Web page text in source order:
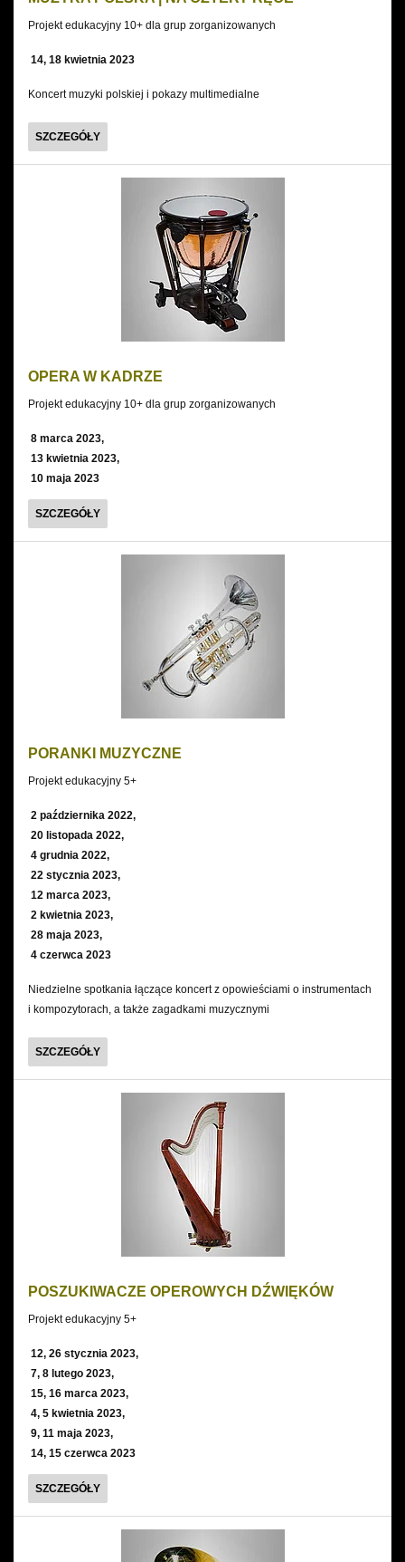
Projekt edukacyjny 10+ dla grup zorganizowanych
14, 18 kwietnia 2023
Koncert muzyki polskiej i pokazy multimedialne
SZCZEGÓŁYMUZYKA
POLSKA
OPERA W KADRZE
Projekt edukacyjny 10+ dla grup zorganizowanych
8 marca 2023,
13 kwietnia 2023,
10 maja 2023
SZCZEGÓŁYOPERA
W
PORANKI MUZYCZNE
Projekt edukacyjny 5+
2 października 2022,
20 listopada 2022,
4 grudnia 2022,
22 stycznia 2023,
12 marca 2023,
2 kwietnia 2023,
28 maja 2023,
4 czerwca 2023
Niedzielne spotkania łączące koncert z opowieściami o instrumentach
i kompozytorach, a także zagadkami muzycznymi
SZCZEGÓŁYPORANKI
MUZYCZNE
POSZUKIWACZE OPEROWYCH DŹWIĘKÓW
Projekt edukacyjny 5+
12, 26 stycznia 2023,
7, 8 lutego 2023,
15, 16 marca 2023,
4, 5 kwietnia 2023,
9, 11 maja 2023,
14, 15 czerwca 2023
SZCZEGÓŁYPOSZUKIWACZE
OPEROWYCH